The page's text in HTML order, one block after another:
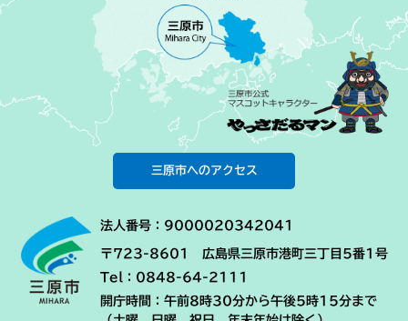
三原市へのアクセス
法人番号：9000020342041
〒723-8601 広島県三原市港町三丁目5番1号
Tel：0848-64-2111
開庁時間：午前8時30分から午後5時15分まで